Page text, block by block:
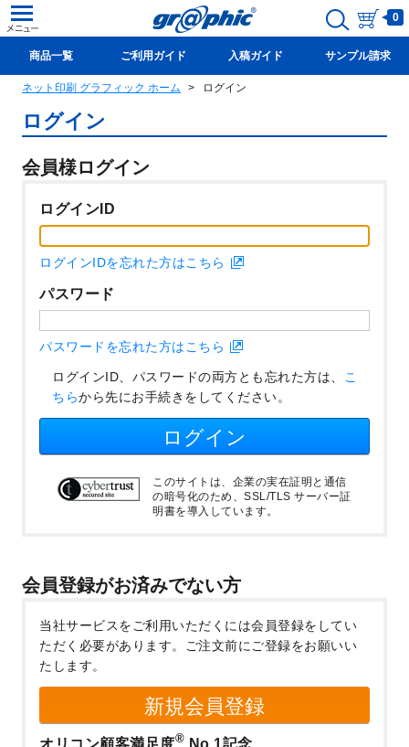
0
商品一覧 ご利用ガイド 入稿ガイド サンプル請求
新規会員登録(無料)
ネット印刷 グラフィック ホーム ログイン
ログイン
会員様ログイン
ログインID
ログインIDを忘れた方はこちら
パスワード
パスワードを忘れた方はこちら
ログインID、パスワードの両方とも忘れた方は、 こ
ちらから先にお手続きをしてください。
ログイン
このサイトは、企業の実在証明と通信
の暗号化のため、SSL/TLS サーバー証
明書を導入しています。
会員登録がお済みでない方
当社サービスをご利用いただくには会員登録をしてい
ただく必要があります。
ご注文前にご登録をお願いい
たします。
新規会員登録
オリコン顧客満足度® No.1記念